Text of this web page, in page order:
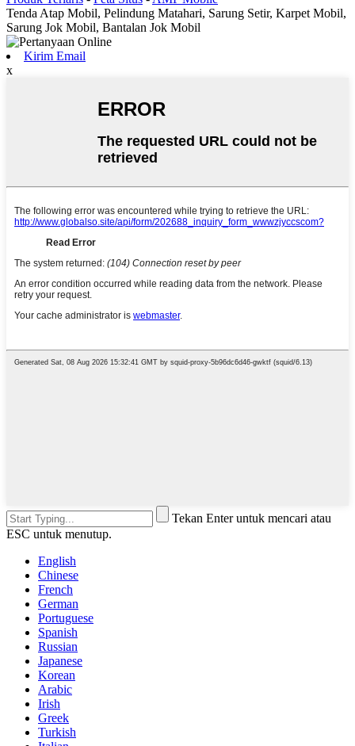
Tenda Atap Mobil, Pelindung Matahari, Sarung Setir, Karpet Mobil,
Sarung Jok Mobil, Bantalan Jok Mobil
Kirim Email
x
Tekan Enter untuk mencari atau
ESC untuk menutup.
English
Chinese
French
German
Portuguese
Spanish
Russian
Japanese
Korean
Arabic
Irish
Greek
Turkish